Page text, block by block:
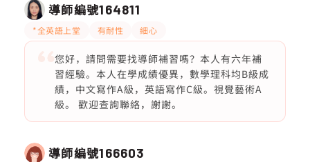
導師編號164811
*全英語上堂 有耐性 細心
您好，請問需要找導師補習嗎？本人有六年補
習經驗。本人在學成績優異，數學理科均B級成
績，中文寫作A級，英語寫作C級。視覺藝術A
級。 歡迎查詢聯絡，謝謝。
導師編號166603